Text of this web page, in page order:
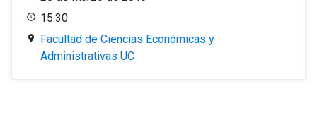
15:30
Facultad de Ciencias Económicas y
Administrativas UC